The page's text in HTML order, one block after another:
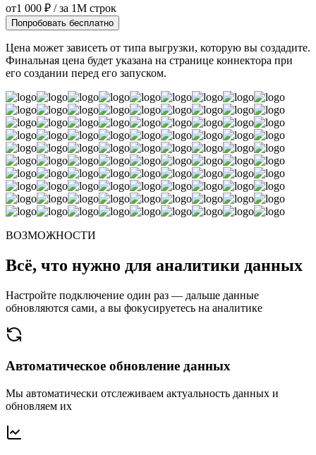
от1 000 ₽ / за 1M строк
Попробовать бесплатно
Цена может зависеть от типа выгрузки, которую вы создадите.
Финальная цена будет указана на странице коннектора при
его создании перед его запуском.
ВОЗМОЖНОСТИ
Всё, что нужно для аналитики данных
Настройте подключение один раз — дальше данные
обновляются сами, а вы фокусируетесь на аналитике
Автоматическое обновление данных
Мы автоматически отслеживаем актуальность данных и
обновляем их